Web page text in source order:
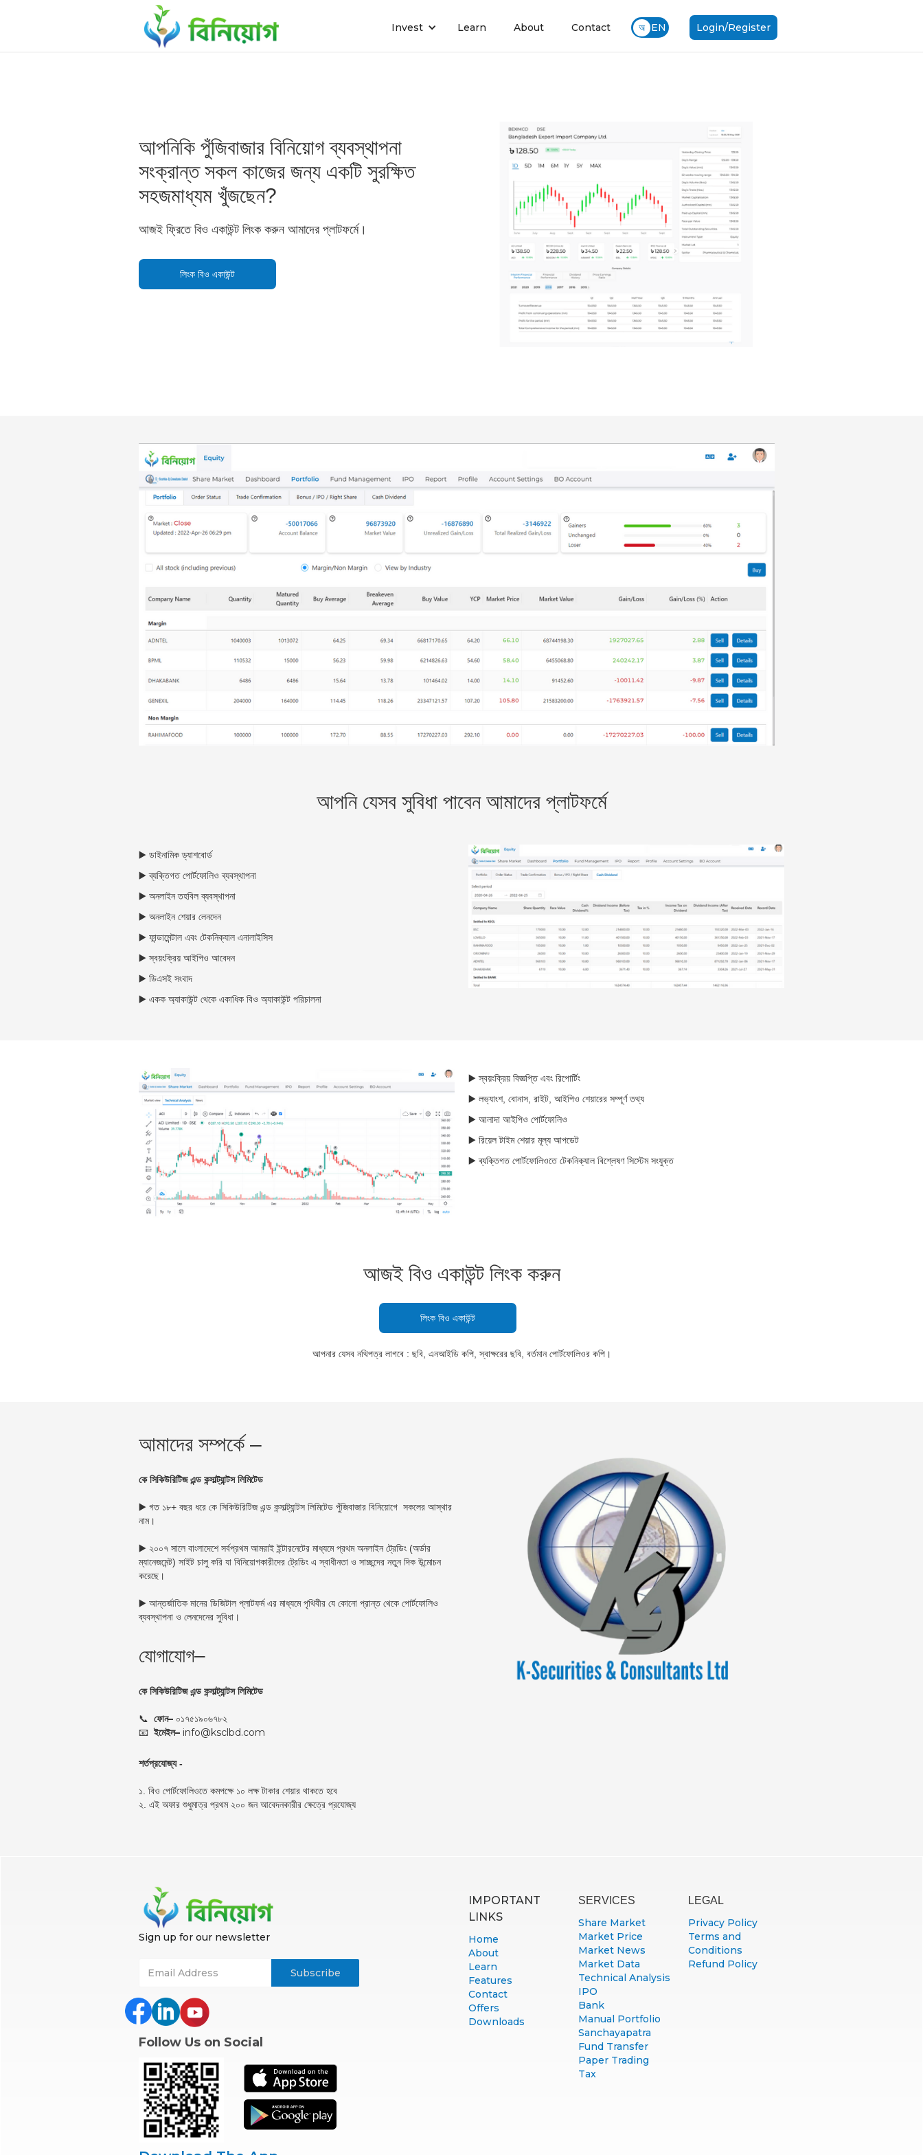
Invest Learn About Contact অ EN Login/Register
আপনিকি পুঁজিবাজার বিনিয়োগ ব্যবস্থাপনা
সংক্রান্ত সকল কাজের জন্য একটি সুরক্ষিত
সহজমাধ্যম খুঁজছেন?
আজই ফ্রিতে বিও একাউন্ট লিংক করুন আমাদের প্লাটফর্মে।
লিংক বিও একাউন্ট
আপনি যেসব সুবিধা পাবেন আমাদের প্লাটফর্মে
▶️ ডাইনামিক ড্যাশবোর্ড
▶️ ব্যক্তিগত পোর্টফোলিও ব্যবস্থাপনা
▶️ অনলাইন তহবিল ব্যবস্থাপনা
▶️ অনলাইন শেয়ার লেনদেন
▶️ ফান্ডামেন্টাল এবং টেকনিক্যাল এনালাইসিস
▶️ স্বয়ংক্রিয় আইপিও আবেদন
▶️ ডিএসই সংবাদ
▶️ একক অ্যাকাউন্ট থেকে একাধিক বিও অ্যাকাউন্ট পরিচালনা
▶️ স্বয়ংক্রিয় বিজ্ঞপ্তি এবং রিপোর্টিং
▶️ লভ্যাংশ, বোনাস, রাইট, আইপিও শেয়ারের সম্পূর্ণ তথ্য
▶️ আলাদা আইপিও পোর্টফোলিও
▶️ রিয়েল টাইম শেয়ার মূল্য আপডেট
▶️ ব্যক্তিগত পোর্টফোলিওতে টেকনিক্যাল বিশ্লেষণ সিস্টেম সংযুক্ত
আজই বিও একাউন্ট লিংক করুন
লিংক বিও একাউন্ট
আপনার যেসব নথিপত্র লাগবে : ছবি, এনআইডি কপি, স্বাক্ষরের ছবি, বর্তমান পোর্টফোলিওর কপি।
আমাদের সম্পর্কে –
কে সিকিউরিটিজ এন্ড কন্সাল্ট্যান্টস লিমিটেড
▶️ গত ১৮+ বছর ধরে কে সিকিউরিটিজ এন্ড কন্সাল্ট্যান্টস লিমিটেড পুঁজিবাজার বিনিয়োগে সকলের আস্থার
নাম।
▶️ ২০০৭ সালে বাংলাদেশে সর্বপ্রথম আমরাই ইন্টারনেটের মাধ্যমে প্রথম অনলাইন ট্রেডিং (অর্ডার
ম্যানেজমেন্ট) সাইট চালু করি যা বিনিয়োগকারীদের ট্রেডিং এ স্বাধীনতা ও সাচ্ছন্দের নতুন দিক উন্মোচন
করেছে।
▶️ আন্তর্জাতিক মানের ডিজিটাল প্লাটফর্ম এর মাধ্যমে পৃথিবীর যে কোনো প্রান্ত থেকে পোর্টফোলিও
ব্যবস্থাপনা ও লেনদেনের সুবিধা।
যোগাযোগ–
কে সিকিউরিটিজ এন্ড কন্সাল্ট্যান্টস লিমিটেড
📞 ফোন– ০১৭৫১৯০৬৭৮২
📧ইমেইল– info@ksclbd.com
শর্তপ্রযোজ্য -
১. বিও পোর্টফোলিওতে কমপক্ষে ১০ লক্ষ টাকার শেয়ার থাকতে হবে
২. এই অফার শুধুমাত্র প্রথম ২০০ জন আবেদনকারীর ক্ষেত্রে প্রযোজ্য
Sign up for our newsletter
Follow Us on Social
IMPORTANT
LINKS
Home
About
Learn
Features
Contact
Offers
Downloads
SERVICES
Share Market
Market Price
Market News
Market Data
Technical Analysis
IPO
Bank
Manual Portfolio
Sanchayapatra
Fund Transfer
Paper Trading
Tax
LEGAL
Privacy Policy
Terms and
Conditions
Refund Policy